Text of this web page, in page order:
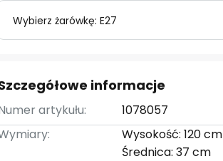
Wybierz żarówkę: E27
informacje
artykułu:
1078057
Wysokość: 120 cm
Średnica: 37 cm